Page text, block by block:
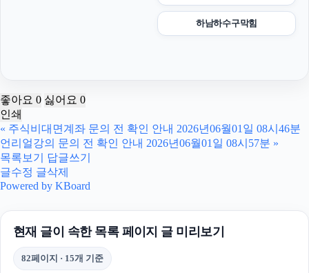
하남하수구막힘
좋아요 0 싫어요 0
인쇄
« 주식비대면계좌 문의 전 확인 안내 2026년06월01일 08시46분
언리얼강의 문의 전 확인 안내 2026년06월01일 08시57분 »
목록보기
답글쓰기
글수정 글삭제
Powered by KBoard
현재 글이 속한 목록 페이지 글 미리보기
82페이지 · 15개 기준